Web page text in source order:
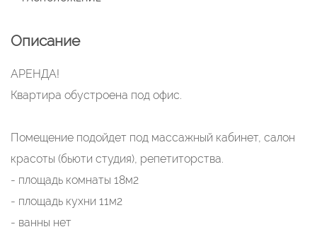
Описание
АРЕНДА!
Квартира обустроена под офис.
Помещение подойдет под массажный кабинет, салон
красоты (бьюти студия), репетиторства.
- площадь комнаты 18м2
- площадь кухни 11м2
- ванны нет